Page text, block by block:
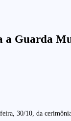
Guarda
30/10, da